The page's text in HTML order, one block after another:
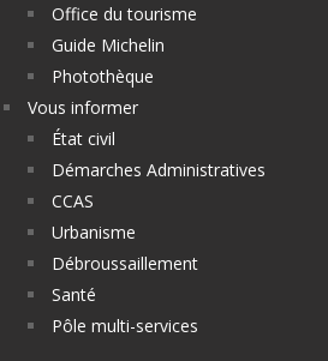
Office du tourisme
Guide Michelin
Photothèque
Vous informer
État civil
Démarches Administratives
CCAS
Urbanisme
Débroussaillement
Santé
Pôle multi-services